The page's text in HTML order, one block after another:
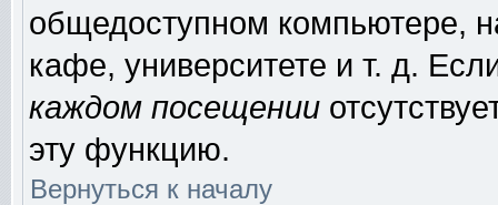
общедоступном компьютере,
кафе, университете и т. д.
каждом посещении
эту функцию.
Вернуться к началу